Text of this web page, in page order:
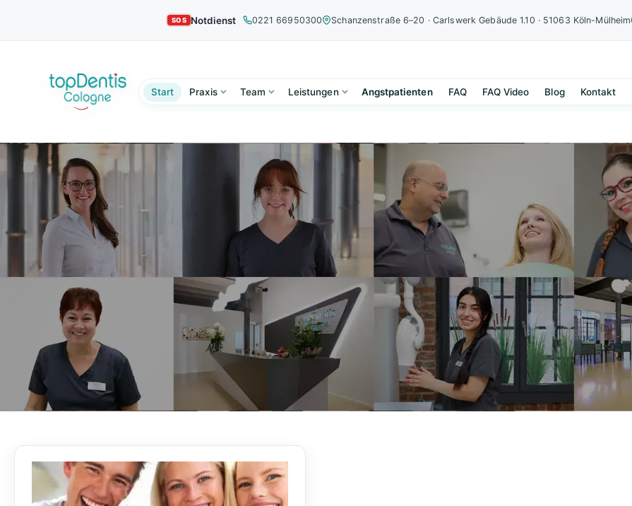
Notdienst 0221 66950300 Schanzenstraße 6–20 · Carlswerk Gebäude 1.10 · 51063 Köln-Mülheim
Start Praxis Team Leistungen Angstpatienten FAQ FAQ Video Blog Kontakt
Unser Blog